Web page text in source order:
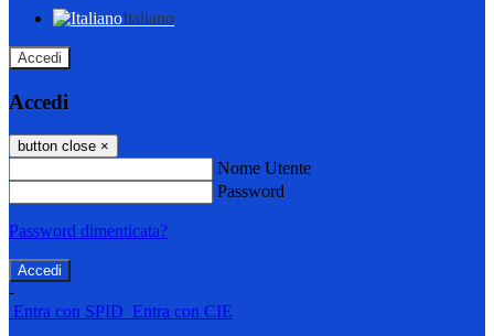
Italiano
Accedi
Accedi
button close ×
Nome Utente
Password
Password dimenticata?
-
Entra con SPID Entra con CIE